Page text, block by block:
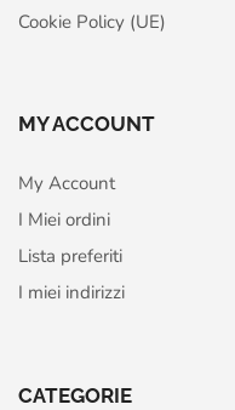
Cookie Policy (UE)
MY ACCOUNT
My Account
I Miei ordini
Lista preferiti
I miei indirizzi
CATEGORIE